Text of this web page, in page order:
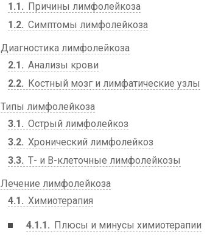
1.1
Причины лимфолейкоза
1.2 Симптомы лимфолейкоза
Диагностика лимфолейкоза
2.1
Анализы крови
2.2
Костный мозг и лимфатические узлы
Типы лимфолейкоза
3.1
Острый лимфолейкоз
3.2 Хронический лимфолейкоз
3.3 Т- и В-клеточные лимфолейкозы
Лечение лимфолейкоза
4.1
Химиотерапия
4.1.1
Плюсы и минусы химиотерапии